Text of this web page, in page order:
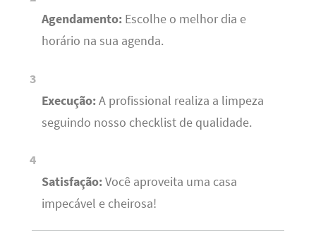
Agendamento:Escolhe o melhor dia e
horário na sua agenda.
Execução:A profissional realiza a limpeza
seguindo nosso checklist de qualidade.
Satisfação:Você aproveita uma casa
impecável e cheirosa!